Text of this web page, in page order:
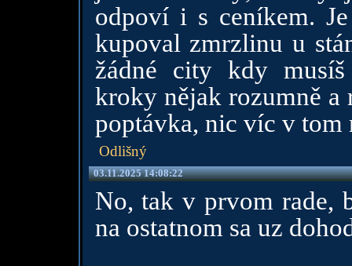
odpoví i s ceníkem.
kupoval zmrzlinu u
žádné city kdy
kroky nějak rozumně a
poptávka, nic víc v tom
Odlišný
03.11.2025 14:08:22
No, tak v prvom rade,
na ostatnom sa uz